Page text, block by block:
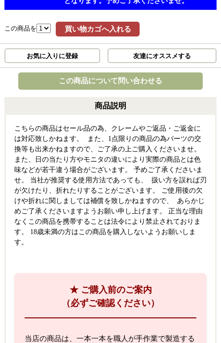
この商品を 買い物カゴへ入れる
お気に入りに登録 友達にオススメする
この商品について問い合わせる
商品説明
こちらの商品はセール品の為、クレームやご返品・ご返金に
は対応致しかねます。 また、1点限りの商品の為パーツの交
換等も出来かねますので、ご了承の上ご購入くださいませ。
また、日の当たり方やモニタの違いにより実際の商品とは色
味などが若干違う場合がございます。 予めご了承くださいま
せ。 当社が推奨する使用方法であっても、 扱い方を誤れば刃
が欠けたり、折れたりすることがございます。 ご使用後の欠
けや折れに関しましては補償を致しかねますので、 あらかじ
めご了承くださいますようお願い申し上げます。 正当な理由
なくこの商品を携帯することは法令により禁止されておりま
す。 18歳未満の方はこの商品を購入しないようお願いしま
す。
★ ご購入前のご案内
（必ずご確認ください）
当店の商品は、一本一本を職人が手作業で製造する